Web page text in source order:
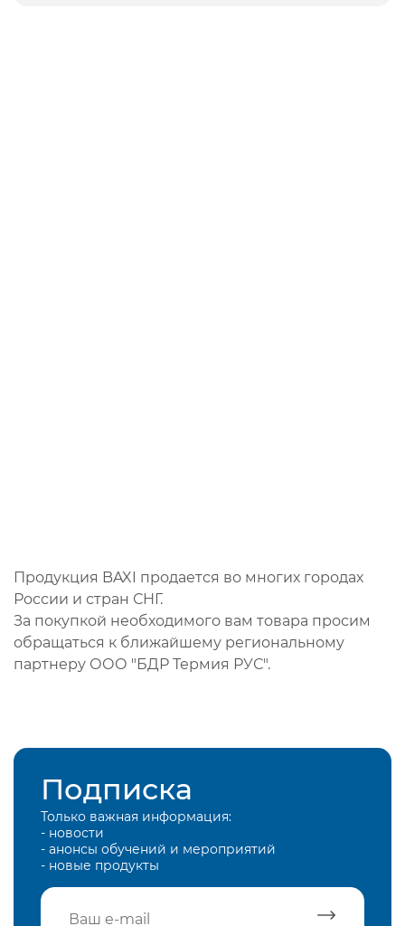
Продукция BAXI продается во многих городах
России и стран СНГ.
За покупкой необходимого вам товара просим
обращаться к ближайшему региональному
партнеру ООО "БДР Термия РУС".
Подписка
Только важная информация:
- новости
- анонсы обучений и мероприятий
- новые продукты